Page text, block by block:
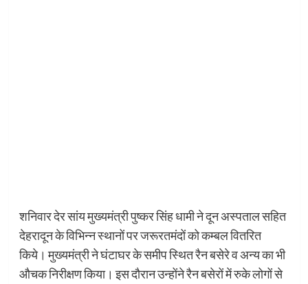
शनिवार देर सांय मुख्यमंत्री पुष्कर सिंह धामी ने दून अस्पताल सहित
देहरादून के विभिन्न स्थानों पर जरूरतमंदों को कम्बल वितरित
किये। मुख्यमंत्री ने घंटाघर के समीप स्थित रैन बसेरे व अन्य का भी
औचक निरीक्षण किया। इस दौरान उन्होंने रैन बसेरों में रुके लोगों से